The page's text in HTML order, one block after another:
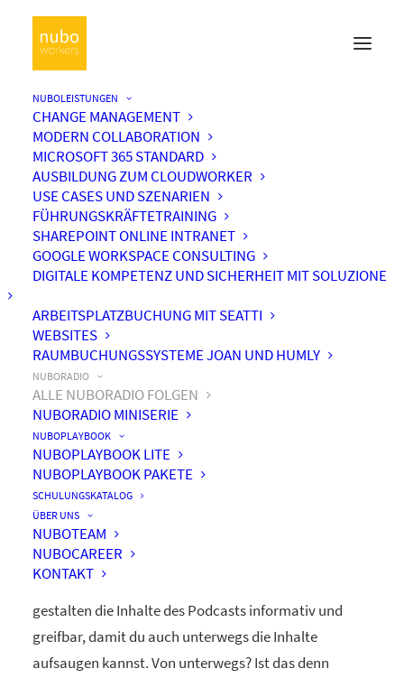
NUBOLEISTUNGEN
CHANGE MANAGEMENT
MODERN COLLABORATION
MICROSOFT 365 STANDARD
AUSBILDUNG ZUM CLOUDWORKER
USE CASES UND SZENARIEN
FÜHRUNGSKRÄFTETRAINING
SHAREPOINT ONLINE INTRANET
GOOGLE WORKSPACE CONSULTING
DIGITALE KOMPETENZ UND SICHERHEIT MIT SOLUZIONE
ARBEITSPLATZBUCHUNG MIT SEATTI
WEBSITES
RAUMBUCHUNGSSYSTEME JOAN UND HUMLY
NUBORADIO
ALLE NUBORADIO FOLGEN
NUBORADIO MINISERIE
NUBOPLAYBOOK
NUBOPLAYBOOK LITE
NUBOPLAYBOOK PAKETE
SCHULUNGSKATALOG
ÜBER UNS
NUBOTEAM
NUBOCAREER
KONTAKT
by nuboworkers GmbH
Herzlich Willkommen! Du hast nuboRadio – unseren
ganz eigenenPodcast zur Digitalisierung
Unsere beiden Moderatoren Dominique und Markus
gestalten die Inhalte des Podcasts informativ und
greifbar, damit du auch unterwegs die Inhalte
aufsaugen kannst. Von unterwegs? Ist das denn